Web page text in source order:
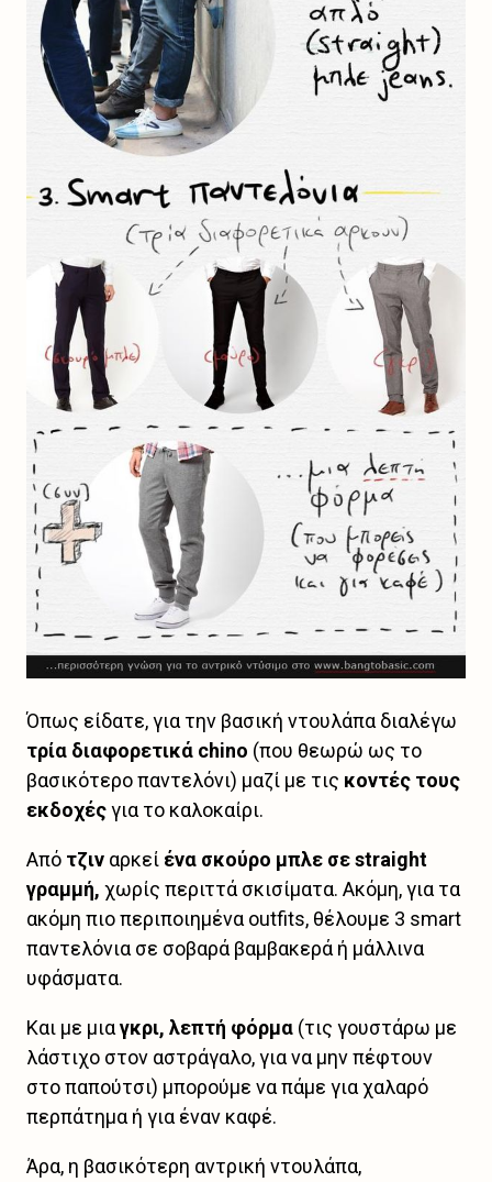
Όπως είδατε, για την βασική ντουλάπα διαλέγω
τρία διαφορετικά chino (που θεωρώ ως το
βασικότερο παντελόνι) μαζί με τις κοντές τους
εκδοχέςγια το καλοκαίρι.
Από τζιν αρκεί ένα σκούρο μπλε σε straight
γραμμή, χωρίς περιττά σκισίματα. Ακόμη, για τα
ακόμη πιο περιποιημένα outfits, θέλουμε 3 smart
παντελόνια σε σοβαρά βαμβακερά ή μάλλινα
υφάσματα.
Και με μιαγκρι, λεπτή φόρμα (τις γουστάρω με
λάστιχο στον αστράγαλο, για να μην πέφτουν
στο παπούτσι) μπορούμε να πάμε για χαλαρό
περπάτημα ή για έναν καφέ.
Άρα, η βασικότερη αντρική ντουλάπα,